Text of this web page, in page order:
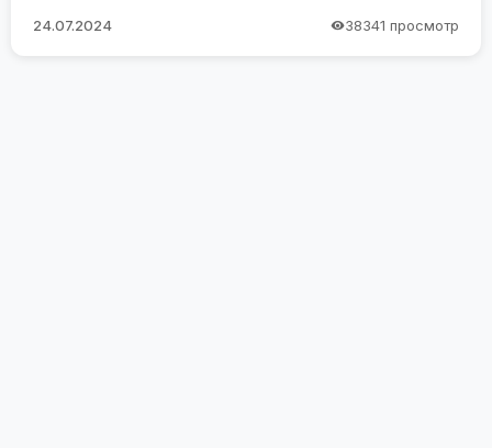
24.07.2024 38341 просмотр